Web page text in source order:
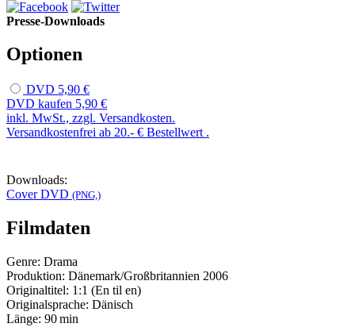
Presse-Downloads
Optionen
DVD 5,90 €
DVD kaufen 5,90 €
inkl. MwSt., zzgl. Versandkosten.
Versandkostenfrei ab 20.- € Bestellwert .
Downloads:
Cover DVD (PNG,)
Filmdaten
Genre: Drama
Produktion: Dänemark/Großbritannien 2006
Originaltitel: 1:1 (En til en)
Originalsprache: Dänisch
Länge: 90 min